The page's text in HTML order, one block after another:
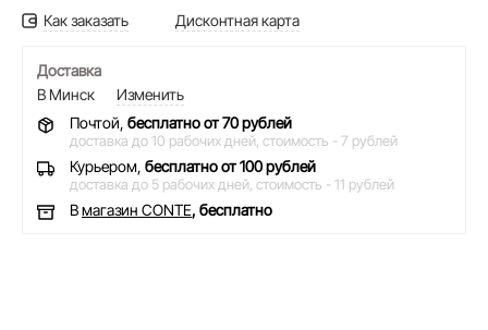
Как заказать Дисконтная карта
Доставка
В Минск
Изменить
Почтой, бесплатно от 70 рублей
доставка до 10 рабочих дней, стоимость - 7 рублей
Курьером, бесплатно от 100 рублей
доставка до 5 рабочих дней, стоимость - 11 рублей
Вмагазин CONTE, бесплатно